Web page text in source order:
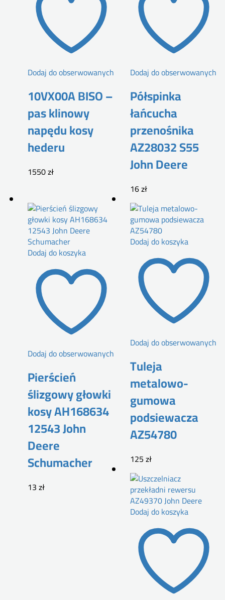
Dodaj do obserwowanych
10VX00A BISO –
pas klinowy
napędu kosy
hederu
1550zł
Dodaj do obserwowanych
Półspinka
łańcucha
przenośnika
AZ28032 S55
John Deere
16zł
Dodaj do koszyka
Dodaj do obserwowanych
Pierścień
ślizgowy głowki
kosy AH168634
12543 John
Deere
Schumacher
13zł
Dodaj do koszyka
Dodaj do obserwowanych
Tuleja
metalowo-
gumowa
podsiewacza
AZ54780
125zł
Dodaj do koszyka